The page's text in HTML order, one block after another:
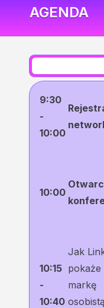
AGENDA
9:30
-
10:00
10:00
10:15
-
10:40
Jak
pokaże
markę